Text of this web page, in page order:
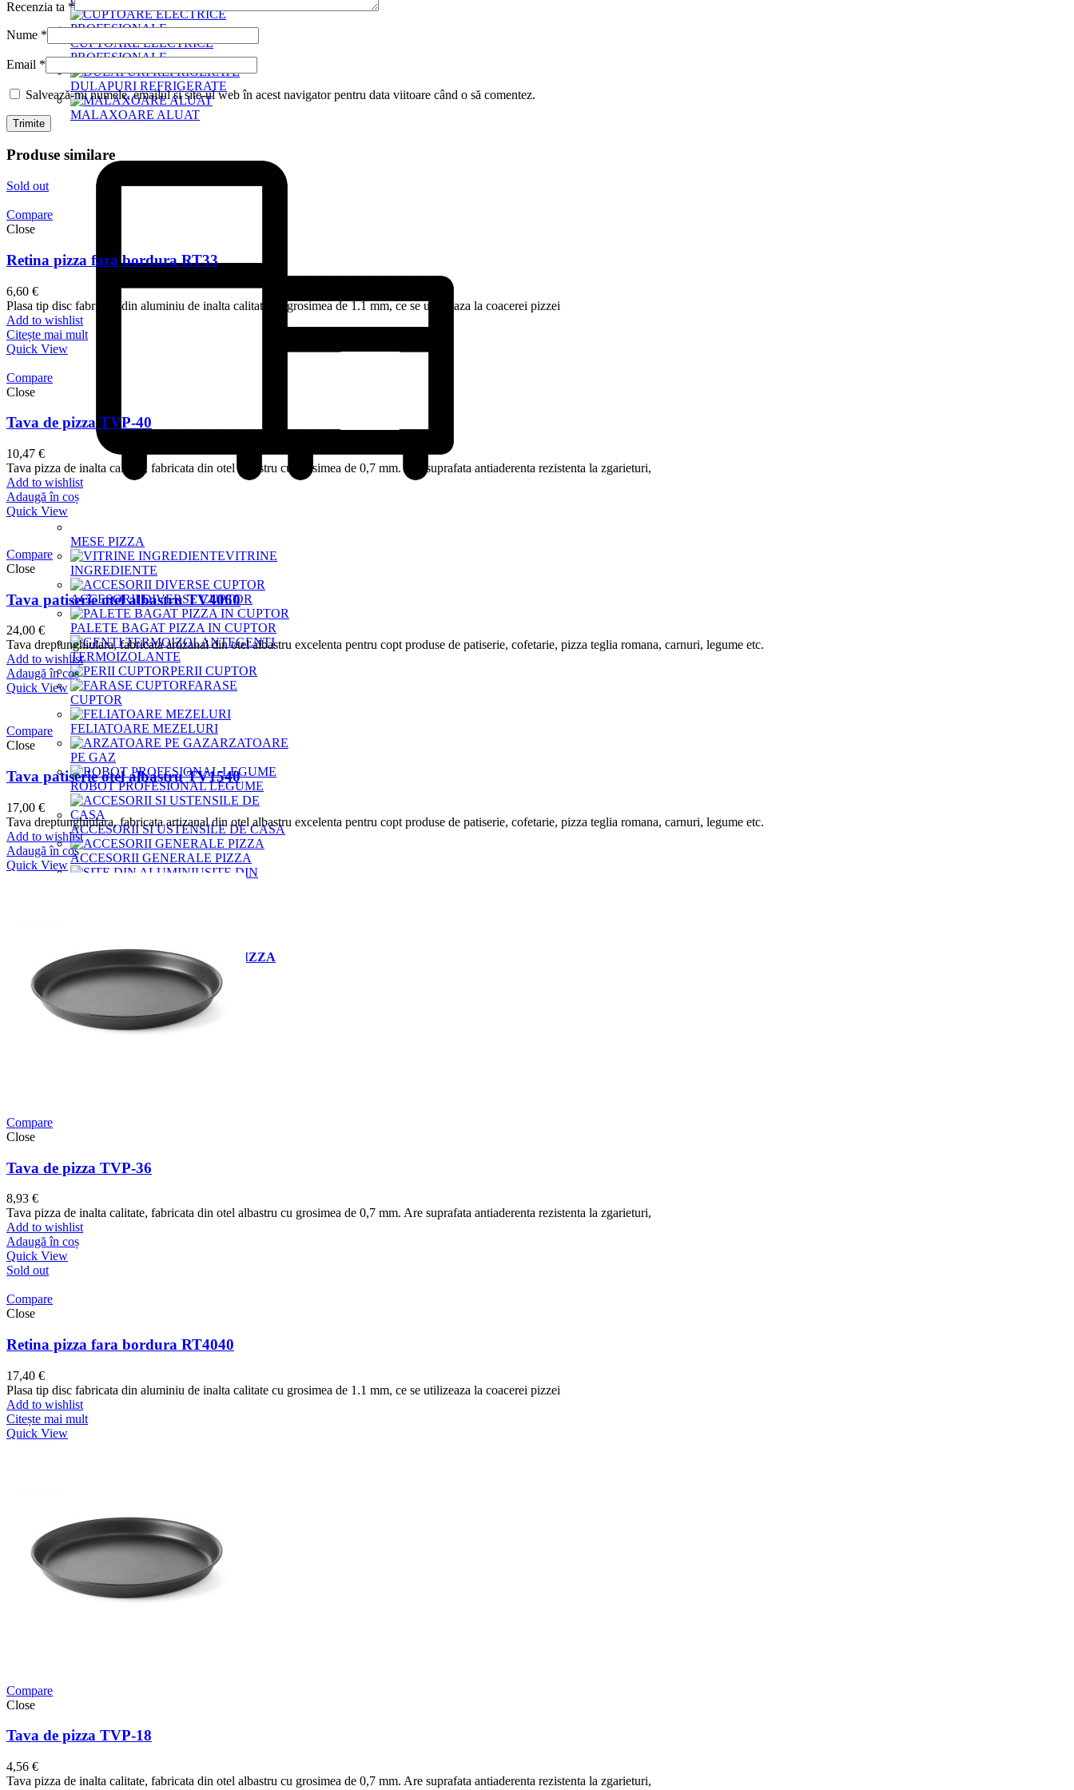
CUPTOARE ELECTRICE
PROFESIONALE
DULAPURI REFRIGERATE
MALAXOARE ALUAT
MESE PIZZA
VITRINE
INGREDIENTE
ACCESORII DIVERSE CUPTOR
PALETE BAGAT PIZZA IN CUPTOR
GENTI
TERMOIZOLANTE
PERII CUPTOR
FARASE
CUPTOR
FELIATOARE MEZELURI
ARZATOARE
PE GAZ
ROBOT PROFESIONAL LEGUME
ACCESORII SI USTENSILE DE CASA
ACCESORII GENERALE PIZZA
SITE DIN
MAGAZIN ONLINE ACCESORII PIZZA
Recenzia ta *
Nume *
Email *
Salvează-mi numele, emailul și site-ul web în acest navigator pentru data viitoare când o să comentez.
Produse similare
Sold out
Compare
Close
Retina pizza fara bordura RT33
6,60 €
Plasa tip disc fabricata din aluminiu de inalta calitate cu grosimea de 1.1 mm, ce se utilizeaza la coacerei pizzei
Add to wishlist
Citește mai mult
Quick View
Compare
Close
Tava de pizza TVP-40
10,47 €
Tava pizza de inalta calitate, fabricata din otel albastru cu grosimea de 0,7 mm. Are suprafata antiaderenta rezistenta la zgarieturi,
Add to wishlist
Adaugă în coș
Quick View
Compare
Close
Tava patiserie otel albastru TV4060
24,00 €
Tava dreptunghiulara, fabricata artizanal din otel albastru excelenta pentru copt produse de patiserie, cofetarie, pizza teglia romana, carnuri, legume etc.
Add to wishlist
Adaugă în coș
Quick View
Compare
Close
Tava patiserie otel albastru TV1540
17,00 €
Tava dreptunghiulara, fabricata artizanal din otel albastru excelenta pentru copt produse de patiserie, cofetarie, pizza teglia romana, carnuri, legume etc.
Add to wishlist
Adaugă în coș
Quick View
Compare
Close
Tava de pizza TVP-36
8,93 €
Tava pizza de inalta calitate, fabricata din otel albastru cu grosimea de 0,7 mm. Are suprafata antiaderenta rezistenta la zgarieturi,
Add to wishlist
Adaugă în coș
Quick View
Sold out
Compare
Close
Retina pizza fara bordura RT4040
17,40 €
Plasa tip disc fabricata din aluminiu de inalta calitate cu grosimea de 1.1 mm, ce se utilizeaza la coacerei pizzei
Add to wishlist
Citește mai mult
Quick View
Compare
Close
Tava de pizza TVP-18
4,56 €
Tava pizza de inalta calitate, fabricata din otel albastru cu grosimea de 0,7 mm. Are suprafata antiaderenta rezistenta la zgarieturi,